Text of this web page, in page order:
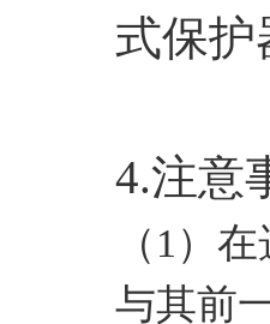
4.注意
（1）
与其前